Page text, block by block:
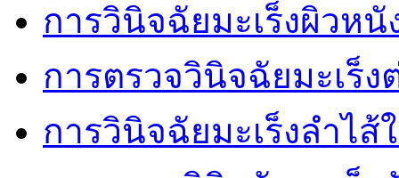
การวินิจฉัยมะเร็งผิวหนั
การตรวจวินิจฉัยมะเร็ง
การวินิจฉัยมะเร็งลำไส้